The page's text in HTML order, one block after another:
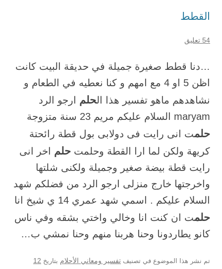
القطط
54 تعليق
…دنا قطط صغيرة جميلة في حديقة البيت كانت
اظن 5 او 4 مع امهم و كنا نعطيه في الطعام و
نشاهدهم ماهو تفسير هذا الحلم ارجو الرد
maryam السلام عليكم مريم 23 سنة متزوجة
حلمت انى رايت فى دوﻻبى بول قطة رائحتة
كريهة ولكن لما ارا القطة وحلمت حلم اخر انى
رايت قطة بيضة صغير وجميلة ولكنى شلتها
واخرجتها خارج منزلى ارجو الرد من فضلكم شهد
السلام عليكم . اسمي شهد عمري 14 ي شيخ انا
حلمت ان كنت انا وخالي واختي بشقه وفي ناس
كانو يطاردونا وحنا هربنا منهم وحنا نمشي ب…
تم نشر هذا الموضوع في تصنيف تفسير ومعاني الأحلام بتاريخ 12